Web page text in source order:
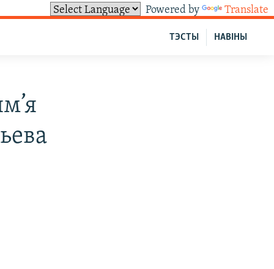
Powered by Translate
НАВІНЫ
ТЭСТЫ